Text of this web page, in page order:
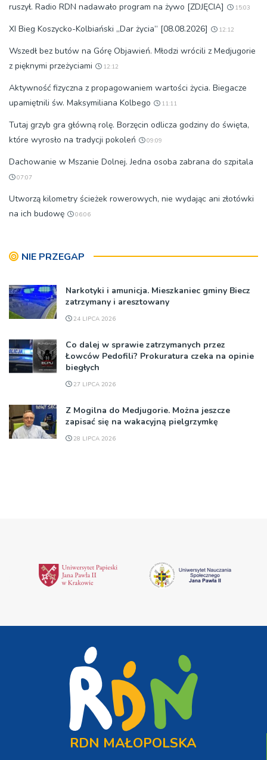
ruszył. Radio RDN nadawało program na żywo [ZDJĘCIA]
15:03
XI Bieg Koszycko-Kolbiański „Dar życia” [08.08.2026] 12:12
Wszedł bez butów na Górę Objawień. Młodzi wrócili z Medjugorie
z pięknymi przeżyciami
12:12
Aktywność fizyczna z propagowaniem wartości życia. Biegacze
upamiętnili św. Maksymiliana Kolbego
11:11
Tutaj grzyb gra główną rolę. Borzęcin odlicza godziny do święta,
które wyrosło na tradycji pokoleń
09:09
Dachowanie w Mszanie Dolnej. Jedna osoba zabrana do szpitala
07:07
Utworzą kilometry ścieżek rowerowych, nie wydając ani złotówki
na ich budowę
06:06
NIE PRZEGAP
Narkotyki i amunicja. Mieszkaniec gminy Biecz
zatrzymany i aresztowany
24 LIPCA 2026
Co dalej w sprawie zatrzymanych przez
Łowców Pedofili? Prokuratura czeka na opinie
biegłych
27 LIPCA 2026
Z Mogilna do Medjugorie. Można jeszcze
zapisać się na wakacyjną pielgrzymkę
28 LIPCA 2026
RDN MAŁOPOLSKA